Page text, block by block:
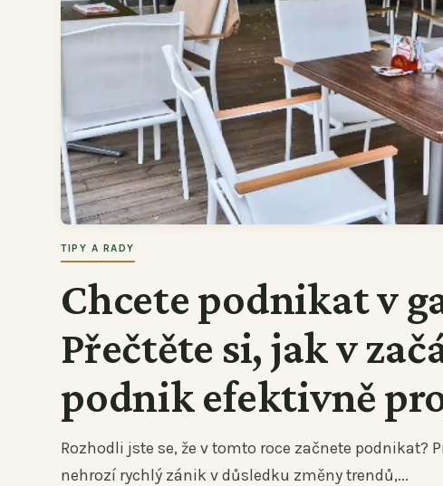
Chcete podnikat v
Přečtěte si, jak v
podnik efektivně
Rozhodli jste se, že v tomto roce začnete podnikat?
nehrozí rychlý zánik v důsledku změny trendů,...
TIPY A RADY